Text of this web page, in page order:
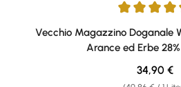
Durchschnittliche Bewertung
Vecchio Magazzino Doganale
Arance ed Erbe
Regulärer
34,90 €